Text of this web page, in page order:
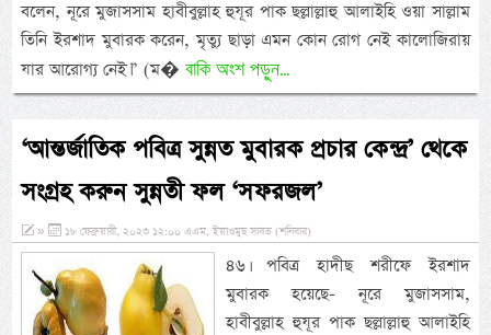
বলেন, নূরে মুজাসসাম হাবীবুল্লাহ হুযূর পাক ছল্লাল্লাহু আলাইহি ওয়া সাল্লাম
তিনি ইরশাদ মুবারক করেন, মৃত্যু ছাড়া এমন কোন রোগ নেই কালোজিরায়
যার আরোগ্য নেই।” (ম�বাকি অংশ পড়ুন...
‘আন্তর্জাতিক পবিত্র সুন্নত মুবারক প্রচার কেন্দ্র’ থেকে
সংগ্রহ করুন সুন্নতী ফল ‘সফরজল’
» ১৮ ফেব্রুয়ারী, ২০২৩ ১২:০০ এএম, ইয়াওমুছ সাবত (শনিবার)
৪৬। পবিত্র হাদীছ শরীফে ইরশাদ
মুবারক হয়েছে- নূরে মুজাসসাম,
হাবীবুল্লাহ হুযূর পাক ছল্লাল্লাহু আলাইহি